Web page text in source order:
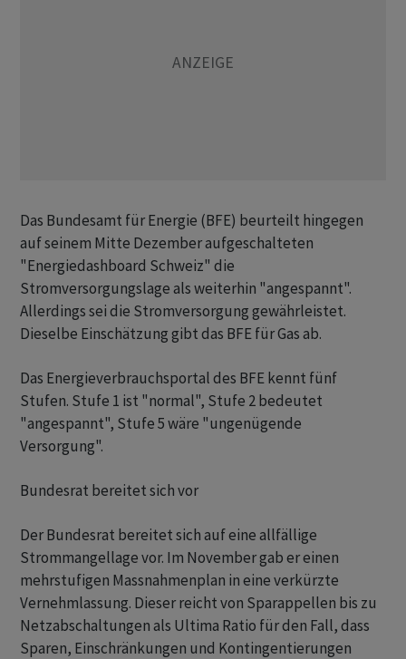
Das Bundesamt für Energie (BFE) beurteilt hingegen
auf seinem Mitte Dezember aufgeschalteten
"Energiedashboard Schweiz" die
Stromversorgungslage als weiterhin "angespannt".
Allerdings sei die Stromversorgung gewährleistet.
Dieselbe Einschätzung gibt das BFE für Gas ab.
Das Energieverbrauchsportal des BFE kennt fünf
Stufen. Stufe 1 ist "normal", Stufe 2 bedeutet
"angespannt", Stufe 5 wäre "ungenügende
Versorgung".
Bundesrat bereitet sich vor
Der Bundesrat bereitet sich auf eine allfällige
Strommangellage vor. Im November gab er einen
mehrstufigen Massnahmenplan in eine verkürzte
Vernehmlassung. Dieser reicht von Sparappellen bis zu
Netzabschaltungen als Ultima Ratio für den Fall, dass
Sparen, Einschränkungen und Kontingentierungen